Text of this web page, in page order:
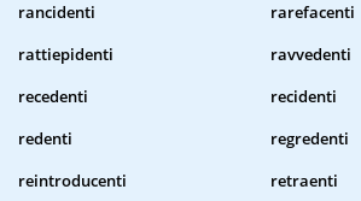
rancidenti
rarefacenti
rattiepidenti
ravvedenti
recedenti
recidenti
redenti
regredenti
reintroducenti
retraenti